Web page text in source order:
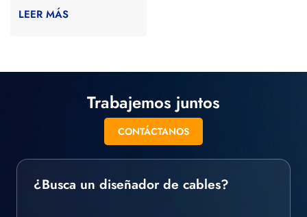
LEER MÁS
Trabajemos juntos
CONTÁCTANOS
¿Busca un diseñador de cables?